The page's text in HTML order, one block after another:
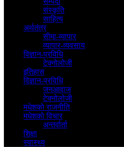
संस्कृति
साहित्य
अर्थतंत्र
सीमा-व्यापार
व्यापार-व्यवसाय
विज्ञान-प्रविधि
टेक्नोलोजी
इतिहास
विज्ञान-प्रविधि
जनआवाज
टेक्नोलोजी
मधेशकाे राजनीति
मधेशकाे विचार
अन्तर्वार्ता
शिक्षा
स्वास्थ्य